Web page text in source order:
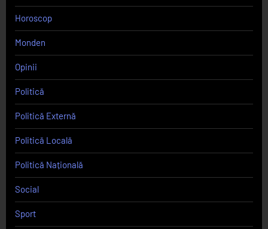
Horoscop
Monden
Opinii
Politică
Politică Externă
Politică Locală
Politică Națională
Social
Sport